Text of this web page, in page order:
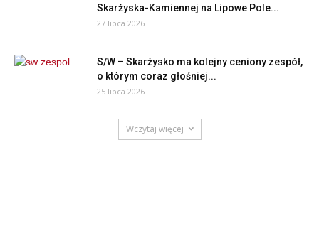
Skarżyska-Kamiennej na Lipowe Pole...
27 lipca 2026
S/W – Skarżysko ma kolejny ceniony zespół,
o którym coraz głośniej...
25 lipca 2026
Wczytaj więcej